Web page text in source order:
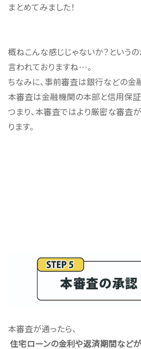
まとめてみました！
概ねこんな感じじゃないか？という
言われておりますね…。
ちなみに、事前審査は銀行などの金
本審査は金融機関の本部と信用保証
つまり、本審査ではより厳密な審査
ります。
本審査が通ったら、
住宅ローンの金利や返済期間など